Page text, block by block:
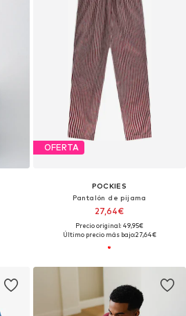
OFERTA
POCKIES
Pantalón de pijama
27,64€
Precio original: 49,95€
Último precio más bajo:27,64€